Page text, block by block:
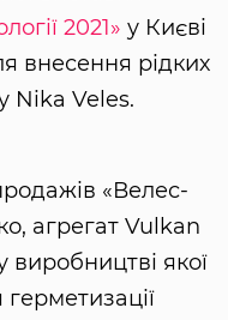
2021» у Києві
внесення рідких
Nika Veles.
«Велес-
агрегат Vulkan
якої